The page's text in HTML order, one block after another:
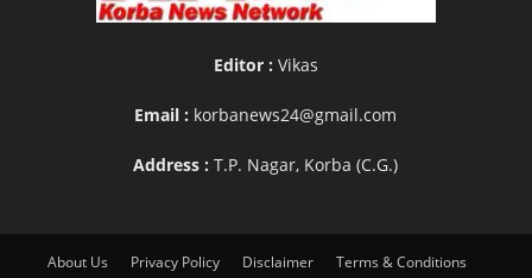
Editor : Vikas
Email : korbanews24@gmail.com
Address :T.P. Nagar, Korba (C.G.)
About Us Privacy Policy Disclaimer
Terms & Conditions